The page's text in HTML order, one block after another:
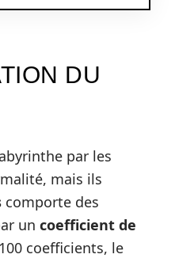
DU
par les
mais ils
comporte des
un coefficient de
coefficients, le